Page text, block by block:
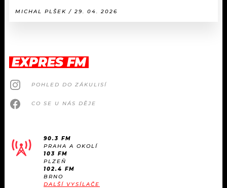
MICHAL PLŠEK / 29. 04. 2026
EXPRES FM
POHLED DO ZÁKULISÍ
CO SE U NÁS DĚJE
90.3 FM
PRAHA A OKOLÍ
103 FM
PLZEŇ
102.4 FM
BRNO
DALŠÍ VYSÍLAČE